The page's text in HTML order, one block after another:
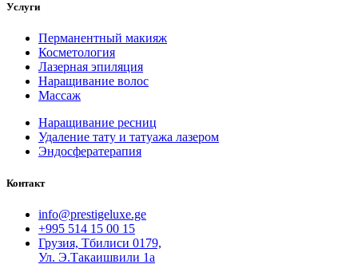
Услуги
Перманентный макияж
Косметология
Лазерная эпиляция
Наращивание волос
Массаж
Наращивание ресниц
Удаление тату и татуажа лазером
Эндосфератерапия
Контакт
info@prestigeluxe.ge
+995 514 15 00 15
Грузия, Тбилиси 0179,
Ул. Э.Такаишвили 1а